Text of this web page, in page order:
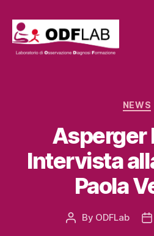
NEWS
Asperger
Intervista
Paola
Post
By ODFLab